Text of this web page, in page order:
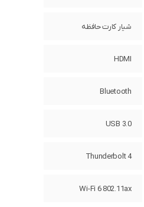
شیار کارت حافظه
HDMI
Bluetooth
USB 3.0
Thunderbolt 4
Wi-Fi 6 802.11ax